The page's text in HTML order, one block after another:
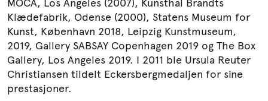
Klædefabrik, Odense (2000), Statens Museum for
Kunst, København 2018, Leipzig Kunstmuseum,
2019, Gallery SABSAY Copenhagen 2019 og The Box
Gallery, Los Angeles 2019. I 2011 ble Ursula Reuter
Christiansen tildelt Eckersbergmedaljen for sine
prestasjoner.